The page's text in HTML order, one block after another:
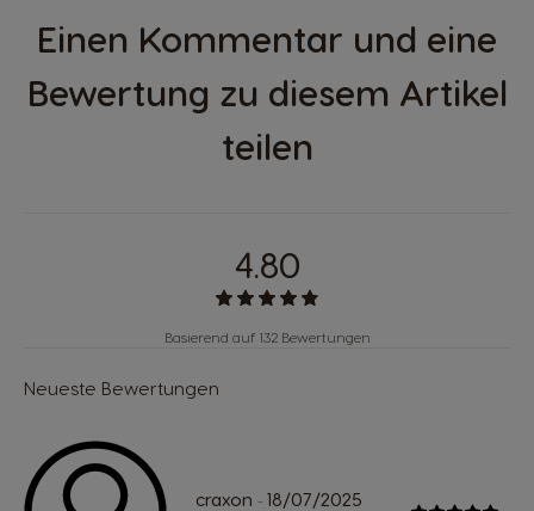
Einen Kommentar und eine
Bewertung zu diesem Artikel
teilen
4.80
Basierend auf 132 Bewertungen
Neueste Bewertungen
craxon - 18/07/2025